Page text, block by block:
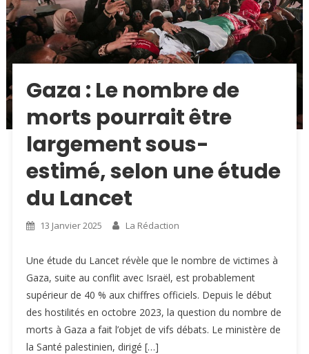
Gaza : Le nombre de
morts pourrait être
largement sous-
estimé, selon une étude
du Lancet
13 Janvier 2025 La Rédaction
Une étude du Lancet révèle que le nombre de victimes à
Gaza, suite au conflit avec Israël, est probablement
supérieur de 40 % aux chiffres officiels. Depuis le début
des hostilités en octobre 2023, la question du nombre de
morts à Gaza a fait l’objet de vifs débats. Le ministère de
la Santé palestinien, dirigé […]